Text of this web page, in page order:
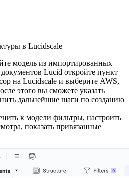
в Lucidscale
модель из импортированных
Lucid откройте пункт
на Lucidscale и выберите AWS,
этого вы сможете указать
дальнейшие шаги по созданию
к модели фильтры, настроить
показать привязанные